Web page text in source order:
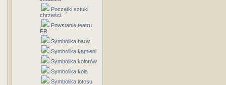
Początki sztuki
chrześci.
Powstanie teatru
FR
Symbolika barw
Symbolika kamieni
Symbolika kolorów
Symbolika koła
Symbolika lotosu